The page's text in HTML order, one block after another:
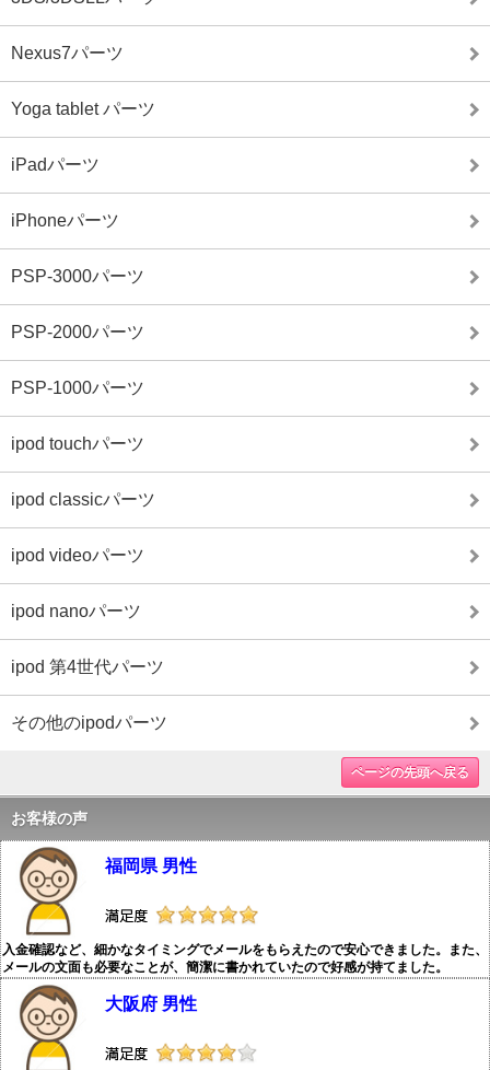
Nexus7パーツ
Yoga tablet パーツ
iPadパーツ
iPhoneパーツ
PSP-3000パーツ
PSP-2000パーツ
PSP-1000パーツ
ipod touchパーツ
ipod classicパーツ
ipod videoパーツ
ipod nanoパーツ
ipod 第4世代パーツ
その他のipodパーツ
ページの先頭へ戻る
お客様の声
福岡県 男性
入金確認など、細かなタイミングでメールをもらえたので安心できました。また、
メールの文面も必要なことが、簡潔に書かれていたので好感が持てました。
大阪府 男性